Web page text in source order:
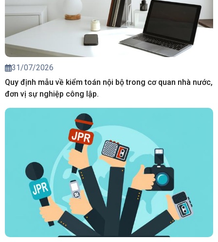
31/07/2026
Quy định mẫu về kiểm toán nội bộ trong cơ quan nhà nước,
đơn vị sự nghiệp công lập.